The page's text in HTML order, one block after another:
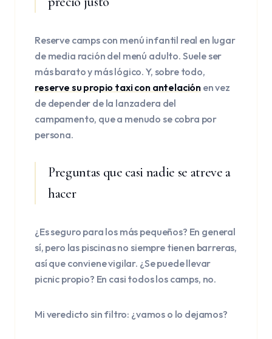
Reserve camps con menú infantil real en lugar
de media ración del menú adulto. Suele ser
más barato y más lógico. Y, sobre todo,
reserve su propio taxi con antelación en vez
de depender de la lanzadera del
campamento, que a menudo se cobra por
persona.
Preguntas que casi nadie se atreve a
hacer
¿Es seguro para los más pequeños? En general
sí, pero las piscinas no siempre tienen barreras,
así que conviene vigilar. ¿Se puede llevar
picnic propio? En casi todos los camps, no.
Mi veredicto sin filtro: ¿vamos o lo dejamos?